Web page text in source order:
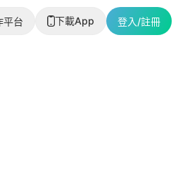
平台 下載App 登入/註冊